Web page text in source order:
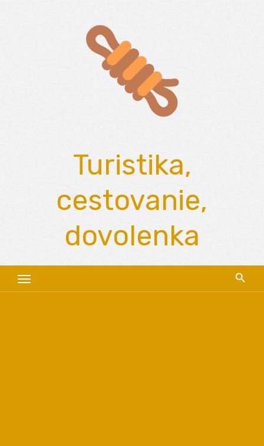
Turistika,
cestovanie,
dovolenka